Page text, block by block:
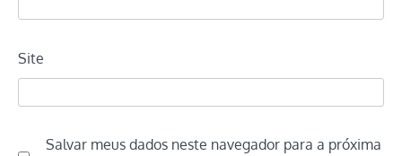
Site
Salvar meus dados neste navegador para a próxima